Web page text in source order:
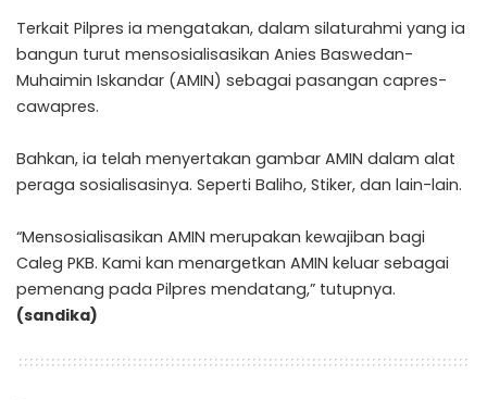
Terkait Pilpres ia mengatakan, dalam silaturahmi yang ia
bangun turut mensosialisasikan Anies Baswedan-
Muhaimin Iskandar (AMIN) sebagai pasangan capres-
cawapres.
Bahkan, ia telah menyertakan gambar AMIN dalam alat
peraga sosialisasinya. Seperti Baliho, Stiker, dan lain-lain.
“Mensosialisasikan AMIN merupakan kewajiban bagi
Caleg PKB. Kami kan menargetkan AMIN keluar sebagai
pemenang pada Pilpres mendatang,” tutupnya.
(sandika)